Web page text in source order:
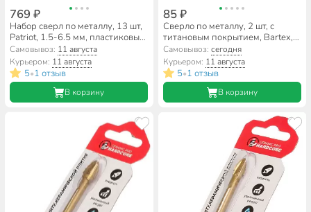
769 ₽
Набор сверл по металлу, 13 шт,
Patriot, 1.5-6.5 мм, пластиковый
бокс, цилиндрический
хвостовик, 815010543
Самовывоз: 11 августа
Курьером: 11 августа
5•1 отзыв
В корзину
85 ₽
Сверло по металлу, 2 шт, с
титановым покрытием, Bartex,
HSSM2, диаметр 3.2х36х65 мм,
блистер, цилиндрический
хвостовик, KF101006
Самовывоз: сегодня
Курьером: 11 августа
5•1 отзыв
В корзину